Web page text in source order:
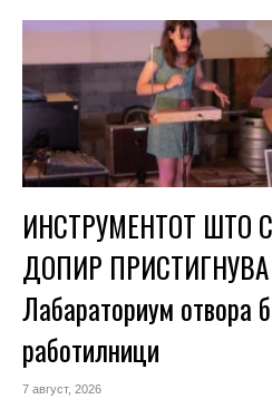
ИНСТРУМЕНТОТ ШТО
ДОПИР
Лабараториум отвора
работилници
7 август, 2026